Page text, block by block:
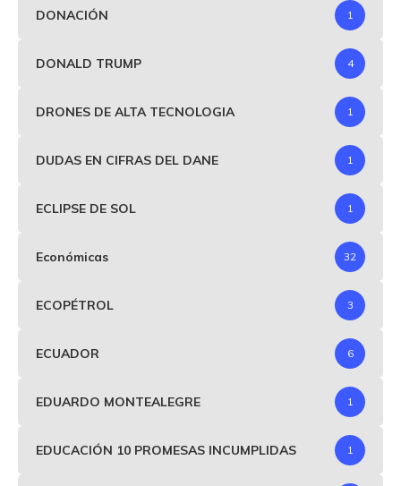
DONACIÓN 1
DONALD TRUMP 4
DRONES DE ALTA TECNOLOGIA 1
DUDAS EN CIFRAS DEL DANE 1
ECLIPSE DE SOL 1
Económicas 32
ECOPÉTROL 3
ECUADOR 6
EDUARDO MONTEALEGRE 1
EDUCACIÓN 10 PROMESAS INCUMPLIDAS 1